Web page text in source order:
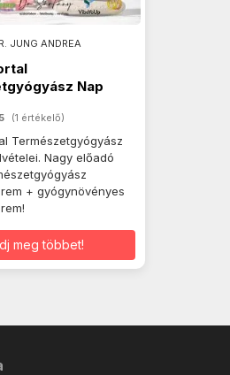
JUNG ANDREA
Nap
5 (1 értékelő)
Természetgyógyász
Nagy előadó
+ gyógynövényes
meg többet!